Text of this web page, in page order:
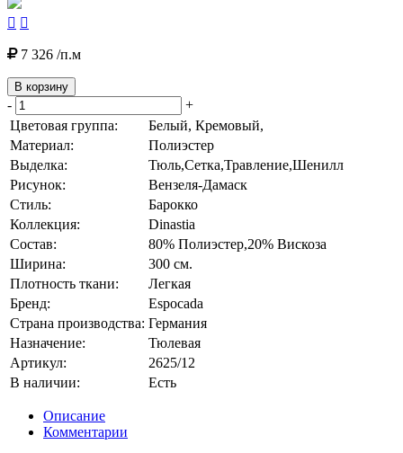
 
7 326 /п.м
В корзину
-
+
Цветовая группа:
Белый, Кремовый,
Материал:
Полиэстер
Выделка:
Тюль,Сетка,Травление,Шенилл
Рисунок:
Вензеля-Дамаск
Стиль:
Барокко
Коллекция:
Dinastia
Состав:
80% Полиэстер,20% Вискоза
Ширина:
300 см.
Плотность ткани:
Легкая
Бренд:
Espocada
Страна производства: Германия
Назначение:
Тюлевая
Артикул:
2625/12
В наличии:
Есть
Описание
Комментарии